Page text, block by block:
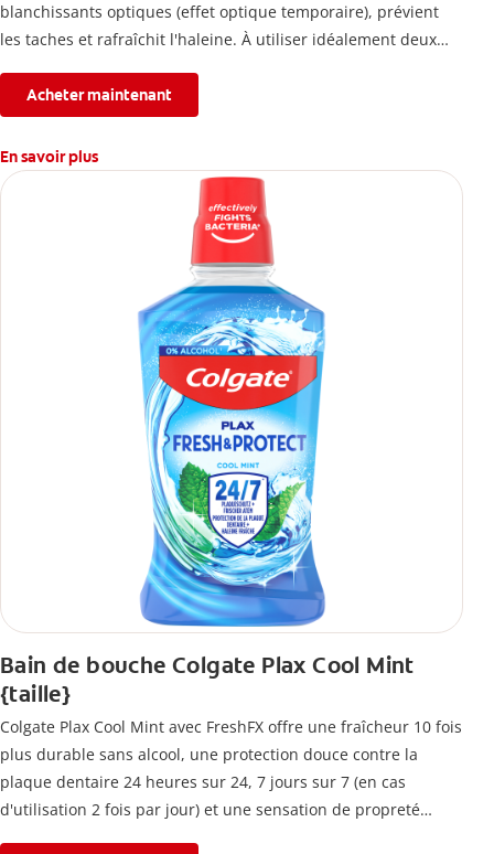
blanchissants optiques (effet optique temporaire), prévient
les taches et rafraîchit l'haleine. À utiliser idéalement deux
Acheter maintenant
En savoir plus
Bain de bouche Colgate Plax Cool Mint
{taille}
Colgate Plax Cool Mint avec FreshFX offre une fraîcheur 10 fois
plus durable sans alcool, une protection douce contre la
plaque dentaire 24 heures sur 24, 7 jours sur 7 (en cas
d'utilisation 2 fois par jour) et une sensation de propreté